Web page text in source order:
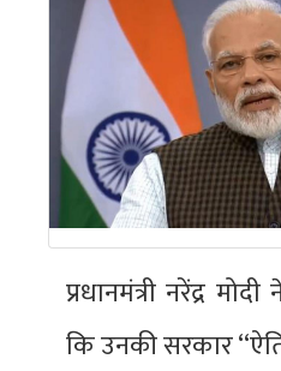
प्रधानमंत्री नरेंद्र
कि उनकी सरकार